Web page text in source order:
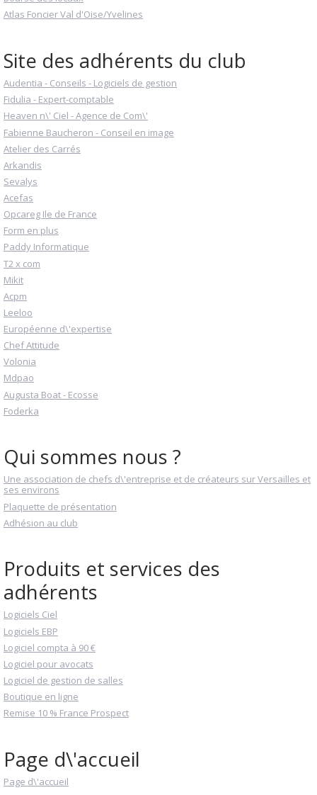
Atlas Foncier Val d'Oise/Yvelines
Site des adhérents du club
Audentia - Conseils - Logiciels de gestion
Fidulia - Expert-comptable
Heaven n\' Ciel - Agence de Com\'
Fabienne Baucheron - Conseil en image
Atelier des Carrés
Arkandis
Sevalys
Acefas
Opcareg Ile de France
Form en plus
Paddy Informatique
T2 x com
Mikit
Acpm
Leeloo
Européenne d\'expertise
Chef Attitude
Volonia
Mdpao
Augusta Boat - Ecosse
Foderka
Qui sommes nous ?
Une association de chefs d\'entreprise et de créateurs sur Versailles et
ses environs
Plaquette de présentation
Adhésion au club
Produits et services des
adhérents
Logiciels Ciel
Logiciels EBP
Logiciel compta à 90 €
Logiciel pour avocats
Logiciel de gestion de salles
Boutique en ligne
Remise 10 % France Prospect
Page d\'accueil
Page d\'accueil